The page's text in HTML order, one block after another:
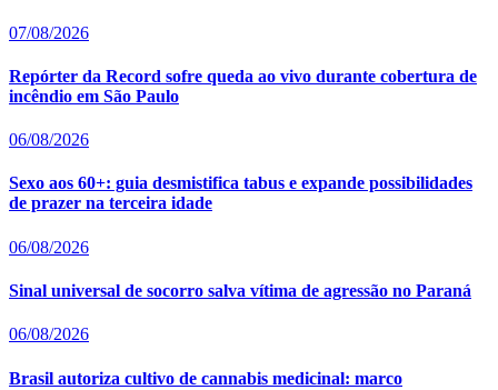
07/08/2026
Repórter da Record sofre queda ao vivo durante cobertura de
incêndio em São Paulo
06/08/2026
Sexo aos 60+: guia desmistifica tabus e expande possibilidades
de prazer na terceira idade
06/08/2026
Sinal universal de socorro salva vítima de agressão no Paraná
06/08/2026
Brasil autoriza cultivo de cannabis medicinal: marco